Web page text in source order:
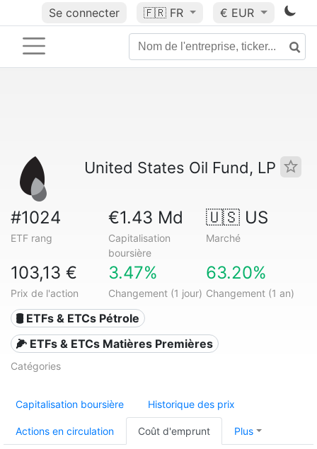
Se connecter 🇫🇷 FR € EUR
United States Oil Fund, LP
#1024
ETF rang
€1.43 Md
Capitalisation
boursière
🇺🇸 US
Marché
103,13 €
Prix de l'action
3.47%
Changement (1 jour)
63.20%
Changement (1 an)
🛢️ ETFs & ETCs Pétrole
🌽 ETFs & ETCs Matières Premières
Catégories
Capitalisation boursière Historique des prix
Actions en circulation Coût d'emprunt Plus